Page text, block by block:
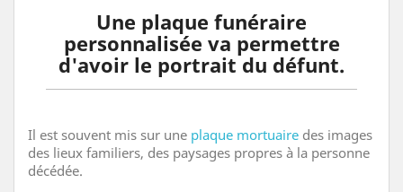
Une plaque funéraire
personnalisée va permettre
d'avoir le portrait du défunt.
Il est souvent mis sur une plaque mortuaire des images
des lieux familiers, des paysages propres à la personne
décédée.